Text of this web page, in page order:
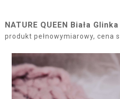
NATURE QUEEN Biała
produkt pełnowymiarowy, cena